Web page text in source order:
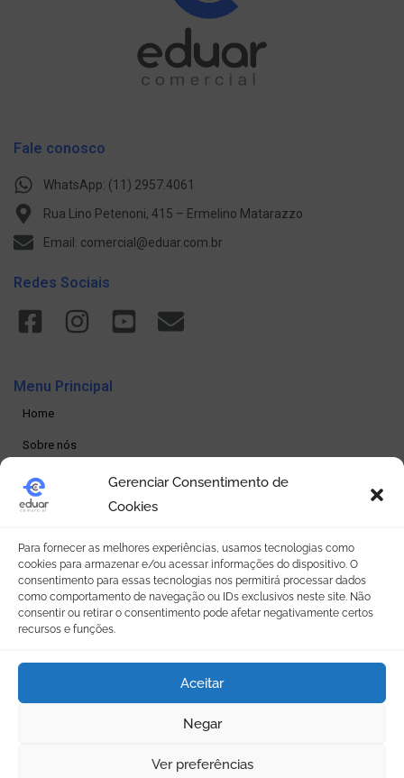
Gerenciar Consentimento de
Cookies
Para fornecer as melhores experiências, usamos tecnologias como
cookies para armazenar e/ou acessar informações do dispositivo. O
consentimento para essas tecnologias nos permitirá processar dados
como comportamento de navegação ou IDs exclusivos neste site. Não
consentir ou retirar o consentimento pode afetar negativamente certos
recursos e funções.
Aceitar
Negar
Ver preferências
Fale conosco
WhatsApp: (11) 2957.4061
Rua Lino Petenoni, 415 – Ermelino Matarazzo
Email: comercial@eduar.com.br
Redes Sociais
Menu Principal
Home
Sobre nós
Produtos
Loja online
Contato
Política de Privacidade